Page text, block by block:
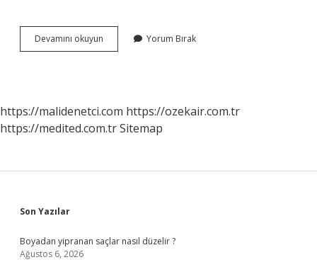
Devamını okuyun
Belediye
Yorum Bırak
https://malidenetci.com https://ozekair.com.tr
https://medited.com.trSitemap
Sidebar
Son Yazılar
Boyadan yipranan saçlar nasıl düzelir ?
Ağustos 6, 2026